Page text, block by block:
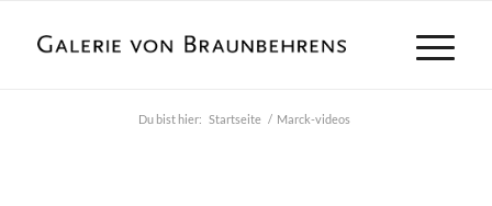
Du bist hier: Startseite / Marck-videos